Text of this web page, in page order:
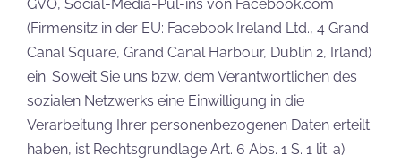
GVO, Social-Media-Pul-ins von Facebook.com
(Firmensitz in der EU: Facebook Ireland Ltd., 4 Grand
Canal Square, Grand Canal Harbour, Dublin 2, Irland)
ein. Soweit Sie uns bzw. dem Verantwortlichen des
sozialen Netzwerks eine Einwilligung in die
Verarbeitung Ihrer personenbezogenen Daten erteilt
haben, ist Rechtsgrundlage Art. 6 Abs. 1 S. 1 lit. a)